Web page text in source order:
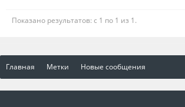
Показано результатов: с 1 по 1 из 1.
Главная Метки Новые сообщения